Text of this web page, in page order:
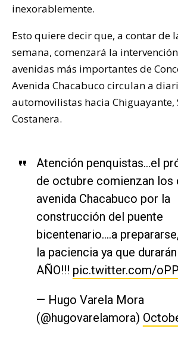
inexorablemente.
Esto quiere decir que, a contar de
semana, comenzará la
avenidas más importantes de
Avenida Chacabuco circulan a
automovilistas hacia Chiguayante,
Costanera.
Atención penquistas…el
de octubre comienzan los
avenida Chacabuco por la
construcción del puente
bicentenario….a
la paciencia ya que
AÑO!!! pic.twitter.com/
— Hugo Varela Mora
(@hugovarelamora)